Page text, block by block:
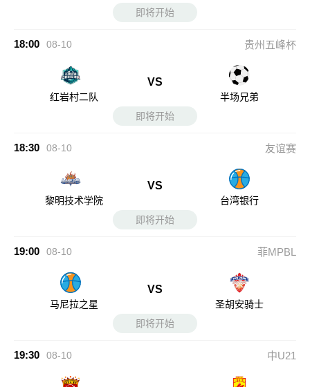
即将开始
18:00 08-10 贵州五峰杯
红岩村二队
VS
半场兄弟
即将开始
18:30 08-10 友谊赛
黎明技术学院
VS
台湾银行
即将开始
19:00 08-10 菲MPBL
马尼拉之星
VS
圣胡安骑士
即将开始
19:30 08-10 中U21